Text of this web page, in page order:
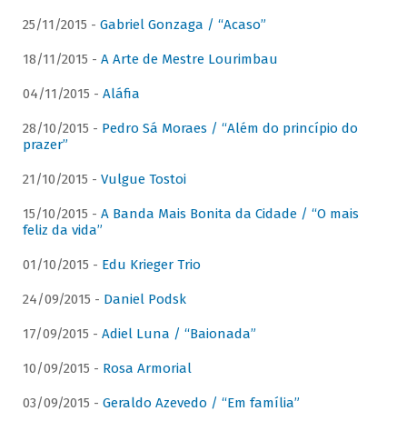
25/11/2015 - Gabriel Gonzaga / “Acaso”
18/11/2015 - A Arte de Mestre Lourimbau
04/11/2015 - Aláfia
28/10/2015 - Pedro Sá Moraes / “Além do princípio do
prazer”
21/10/2015 - Vulgue Tostoi
15/10/2015 - A Banda Mais Bonita da Cidade / “O mais
feliz da vida”
01/10/2015 - Edu Krieger Trio
24/09/2015 - Daniel Podsk
17/09/2015 - Adiel Luna / “Baionada”
10/09/2015 - Rosa Armorial
03/09/2015 - Geraldo Azevedo / “Em família”